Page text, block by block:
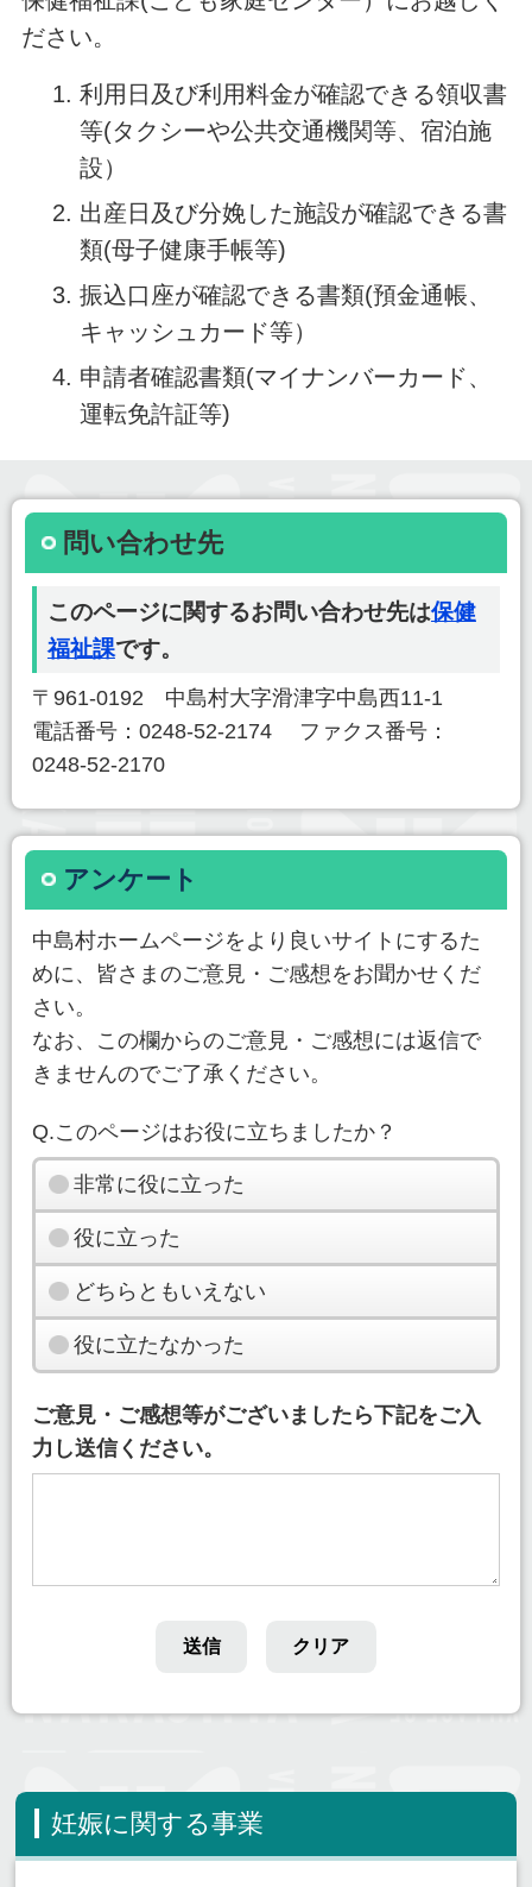
ださい。
利用日及び利用料金が確認できる領収書
等(タクシーや公共交通機関等、宿泊施
設）
出産日及び分娩した施設が確認できる書
類(母子健康手帳等)
振込口座が確認できる書類(預金通帳、
キャッシュカード等）
申請者確認書類(マイナンバーカード、
運転免許証等)
問い合わせ先
このページに関するお問い合わせ先は保健
福祉課です。
〒961-0192 中島村大字滑津字中島西11-1
電話番号：0248-52-2174 ファクス番号：
0248-52-2170
アンケート
中島村ホームページをより良いサイトにするた
めに、皆さまのご意見・ご感想をお聞かせくだ
さい。
なお、この欄からのご意見・ご感想には返信で
きませんのでご了承ください。
Q.このページはお役に立ちましたか？
非常に役に立った
役に立った
どちらともいえない
役に立たなかった
ご意見・ご感想等がございましたら下記をご入
力し送信ください。
妊娠に関する事業